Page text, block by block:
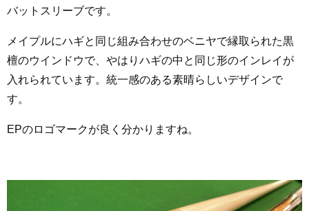
バットスリーブです。
メイプルにハギと同じ組み合わせのベニヤで縁取られた黒
檀のウインドウで、やはりハギの中と同じ形のインレイが
入れられています。統一感のある素晴らしいデザインで
す。
EPのロゴマークが良く分かりますね。